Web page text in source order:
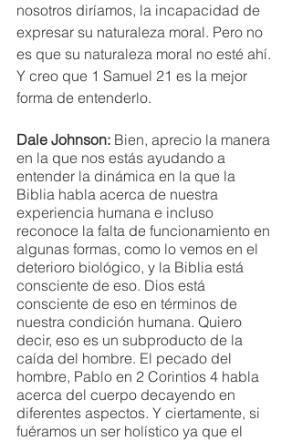
nosotros diríamos, la incapacidad de
expresar su naturaleza moral. Pero no
es que su naturaleza moral no esté ahí.
Y creo que 1 Samuel 21 es la mejor
forma de entenderlo.
Dale Johnson: Bien, aprecio la manera
en la que nos estás ayudando a
entender la dinámica en la que la
Biblia habla acerca de nuestra
experiencia humana e incluso
reconoce la falta de funcionamiento en
algunas formas, como lo vemos en el
deterioro biológico, y la Biblia está
consciente de eso. Dios está
consciente de eso en términos de
nuestra condición humana. Quiero
decir, eso es un subproducto de la
caída del hombre. El pecado del
hombre, Pablo en 2 Corintios 4 habla
acerca del cuerpo decayendo en
diferentes aspectos. Y ciertamente, si
fuéramos un ser holístico ya que el